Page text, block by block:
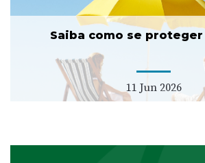
Saiba como se
11 Jun 2026